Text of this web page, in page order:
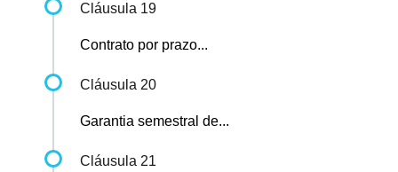
Cláusula 19
Contrato por prazo...
Cláusula 20
Garantia semestral de...
Cláusula 21